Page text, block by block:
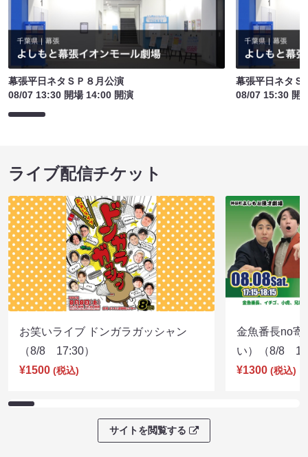
幕張平日ネタＳＰ８月公演
08/07 13:30 開場 14:00 開演
幕張平日ネタＳ
08/07 15:30 開
ライブ配信チケット
お笑いライブ ドンガラガッシャン
（8/8 17:30）
¥1500 (税込)
金魚番長no寄
い）（8/8
¥1300 (税込)
サイトを閲覧する